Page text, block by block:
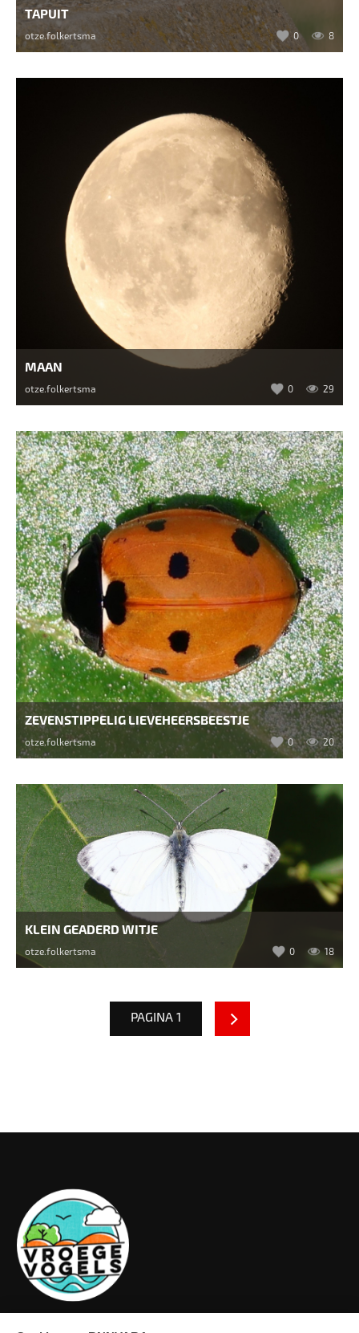
TAPUIT
otze.folkertsma 0 8
MAAN
otze.folkertsma 0 29
ZEVENSTIPPELIG LIEVEHEERSBEESTJE
otze.folkertsma 0 20
KLEIN GEADERD WITJE
otze.folkertsma 0 18
PAGINA 1